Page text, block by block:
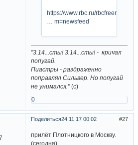
https://www.rbc.ru/rbcfreenews/
… m=newsfeed
"3.14...сты! 3.14...сты! - кричал
попугай.
Пиастры - раздраженно
поправлял Сильвер. Но попугай
не унимался."(с)
0
Поделиться 27
24.11.17 00:02
прилёт Плотницкого в Москву.
(сегодня)